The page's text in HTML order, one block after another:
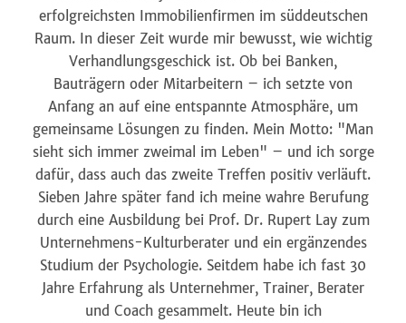
erfolgreichsten Immobilienfirmen im süddeutschen
Raum. In dieser Zeit wurde mir bewusst, wie wichtig
Verhandlungsgeschick ist. Ob bei Banken,
Bauträgern oder Mitarbeitern – ich setzte von
Anfang an auf eine entspannte Atmosphäre, um
gemeinsame Lösungen zu finden. Mein Motto: "Man
sieht sich immer zweimal im Leben" – und ich sorge
dafür, dass auch das zweite Treffen positiv verläuft.
Sieben Jahre später fand ich meine wahre Berufung
durch eine Ausbildung bei Prof. Dr. Rupert Lay zum
Unternehmens-Kulturberater und ein ergänzendes
Studium der Psychologie. Seitdem habe ich fast 30
Jahre Erfahrung als Unternehmer, Trainer, Berater
und Coach gesammelt. Heute bin ich